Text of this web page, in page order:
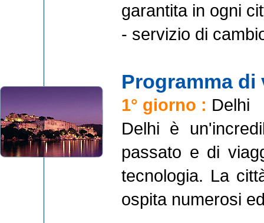
garantita in ogni
- servizio di
Programma di
1° giorno : Delhi
Delhi è
passato e di
tecnologia. La
ospita numerosi